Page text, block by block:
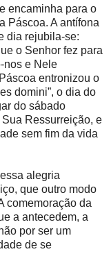
e encaminha para o
Páscoa. A antífona
dia rejubila-se:
o Senhor fez para
nos e Nele
entronizou o
domini”, o dia do
do sábado
Ressurreição, e
sem fim da vida
alegria
que outro modo
comemoração da
a antecedem, a
por ser um
de se